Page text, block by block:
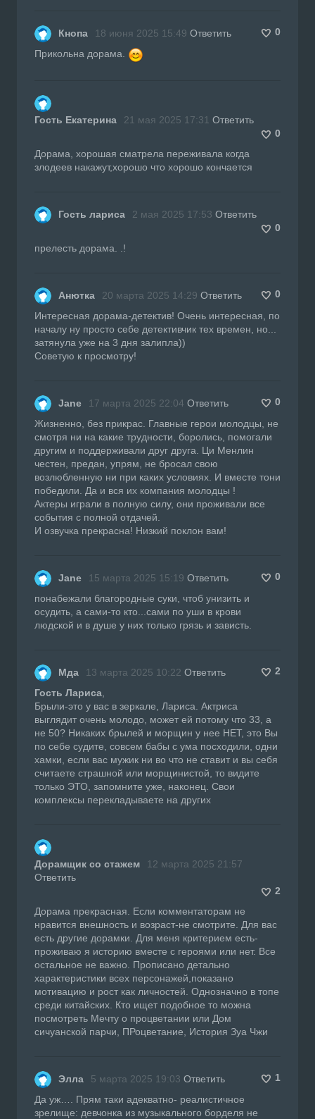
Кнопа 18 июня 2025 15:49 Ответить
0
Прикольна дорама.
Гость Екатерина 21 мая 2025 17:31 Ответить
0
Дорама, хорошая сматрела переживала когда
злодеев накажут,хорошо что хорошо кончается
Гость лариса 2 мая 2025 17:53 Ответить
0
прелесть дорама. .!
Анютка 20 марта 2025 14:29 Ответить
0
Интересная дорама-детектив! Очень интересная, по
началу ну просто себе детективчик тех времен, но...
затянула уже на 3 дня залипла))
Советую к просмотру!
Jane 17 марта 2025 22:04 Ответить
0
Жизненно, без прикрас. Главные герои молодцы, не
смотря ни на какие трудности, боролись, помогали
другим и поддерживали друг друга. Ци Менлин
честен, предан, упрям, не бросал свою
возлюбленную ни при каких условиях. И вместе тони
победили. Да и вся их компания молодцы !
Актеры играли в полную силу, они проживали все
события с полной отдачей.
И озвучка прекрасна! Низкий поклон вам!
Jane 15 марта 2025 15:19 Ответить
0
понабежали благородные суки, чтоб унизить и
осудить, а сами-то кто...сами по уши в крови
людской и в душе у них только грязь и зависть.
Мда 13 марта 2025 10:22 Ответить
2
Гость Лариса
Брыли-это у вас в зеркале, Лариса. Актриса
выглядит очень молодо, может ей потому что 33, а
не 50? Никаких брылей и морщин у нее НЕТ, это Вы
по себе судите, совсем бабы с ума посходили, одни
хамки, если вас мужик ни во что не ставит и вы себя
считаете страшной или морщинистой, то видите
только ЭТО, запомните уже, наконец. Свои
комплексы перекладываете на других
Дорамщик со стажем
12 марта 2025 21:57
Ответить
2
Дорама прекрасная. Если комментаторам не
нравится внешность и возраст-не смотрите. Для вас
есть другие дорамки. Для меня критерием есть-
проживаю я историю вместе с героями или нет. Все
остальное не важно. Прописано детально
характеристики всех персонажей,показано
мотивацию и рост как личностей. Однозначно в топе
среди китайских. Кто ищет подобное то можна
посмотреть Мечту о процветании или Дом
сичуанской парчи, ПРоцветание, История Зуа Чжи
Элла 5 марта 2025 19:03 Ответить
1
Да уж…. Прям таки адекватно- реалистичное
зрелище: девчонка из музыкального борделя не